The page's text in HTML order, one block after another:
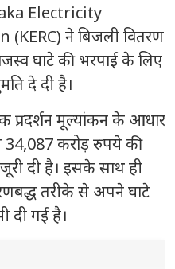
Electricity
ने बिजली वितरण
घाटे की भरपाई के लिए
दे दी है।
प्रदर्शन मूल्यांकन के आधार
करोड़ रुपये की
दी है। इसके साथ ही
तरीके से अपने घाटे
दी गई है।